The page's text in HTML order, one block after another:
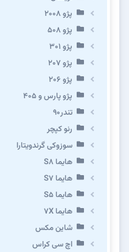
پژو ۲۰۰۸
پژو ۵۰۸
پژو 301
پژو ۲۰۷
پژو ۲۰۶
پژو پارس و ۴۰۵
تندر۹۰
رنو کپچر
سوزوکی گرندویتارا
هایما S8
هایما S7
هایما S5
هایما 7X
شاین مکس
اچ سی کراس